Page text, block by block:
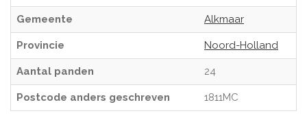
Gemeente Alkmaar
Provincie Noord-Holland
Aantal panden 24
Postcode anders geschreven 1811MC